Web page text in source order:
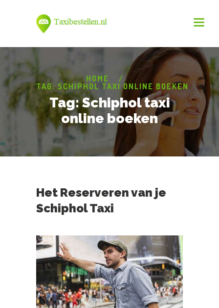
HOME
TAG: SCHIPHOL TAXI ONLINE BOEKEN
Tag: Schiphol taxi
online boeken
Het Reserveren van je
Schiphol Taxi